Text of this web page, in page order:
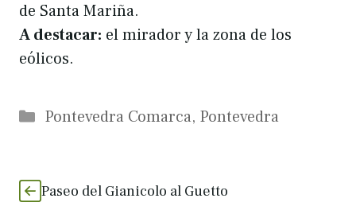
de Santa Mariña.
A destacar: el mirador y la zona de los
eólicos.
Categorías
Pontevedra Comarca, Pontevedra
Paseo del Gianicolo al Guetto